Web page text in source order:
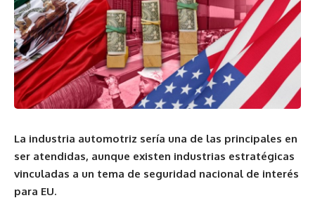
La industria automotriz sería una de las principales en
ser atendidas, aunque existen industrias estratégicas
vinculadas a un tema de seguridad nacional de interés
para EU.